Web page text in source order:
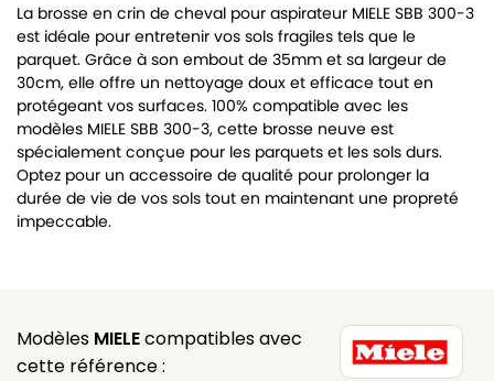
La brosse en crin de cheval pour aspirateur MIELE SBB 300-3
est idéale pour entretenir vos sols fragiles tels que le
parquet. Grâce à son embout de 35mm et sa largeur de
30cm, elle offre un nettoyage doux et efficace tout en
protégeant vos surfaces. 100% compatible avec les
modèles MIELE SBB 300-3, cette brosse neuve est
spécialement conçue pour les parquets et les sols durs.
Optez pour un accessoire de qualité pour prolonger la
durée de vie de vos sols tout en maintenant une propreté
impeccable.
Modèles MIELEcompatibles avec
cette référence :